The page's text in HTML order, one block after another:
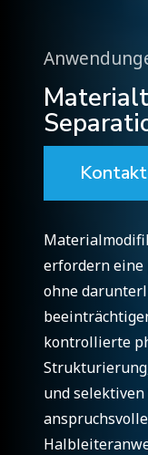
Kontakt
erfordern eine
ohne
kontrollierte
und